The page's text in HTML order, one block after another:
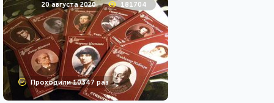
20 августа 2020 181704
Проходили 10347 раз